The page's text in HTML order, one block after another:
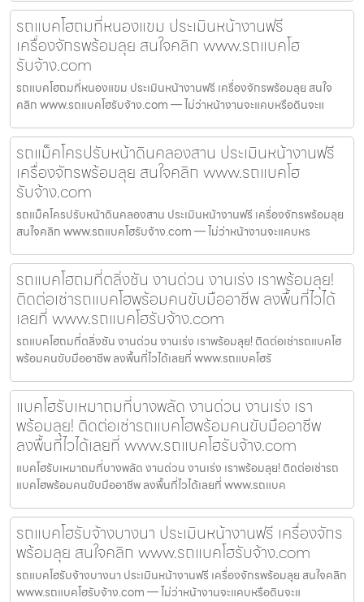
รถแบคโฮถมที่หนองแขม ประเมินหน้างานฟรี
เครื่องจักรพร้อมลุย สนใจคลิก www.รถแบคโฮ
รับจ้าง.com
รถแบคโฮถมที่หนองแขม ประเมินหน้างานฟรี เครื่องจักรพร้อมลุย สนใจ
คลิก www.รถแบคโฮรับจ้าง.com — ไม่ว่าหน้างานจะแคบหรือดินจะแ
รถแม็คโครปรับหน้าดินคลองสาน ประเมินหน้างานฟรี
เครื่องจักรพร้อมลุย สนใจคลิก www.รถแบคโฮ
รับจ้าง.com
รถแม็คโครปรับหน้าดินคลองสาน ประเมินหน้างานฟรี เครื่องจักรพร้อมลุย
สนใจคลิก www.รถแบคโฮรับจ้าง.com — ไม่ว่าหน้างานจะแคบหร
รถแบคโฮถมที่ตลิ่งชัน งานด่วน งานเร่ง เราพร้อมลุย!
ติดต่อเช่ารถแบคโฮพร้อมคนขับมืออาชีพ ลงพื้นที่ไวได้
เลยที่ www.รถแบคโฮรับจ้าง.com
รถแบคโฮถมที่ตลิ่งชัน งานด่วน งานเร่ง เราพร้อมลุย! ติดต่อเช่ารถแบคโฮ
พร้อมคนขับมืออาชีพ ลงพื้นที่ไวได้เลยที่ www.รถแบคโฮรั
แบคโฮรับเหมาถมที่บางพลัด งานด่วน งานเร่ง เรา
พร้อมลุย! ติดต่อเช่ารถแบคโฮพร้อมคนขับมืออาชีพ
ลงพื้นที่ไวได้เลยที่ www.รถแบคโฮรับจ้าง.com
แบคโฮรับเหมาถมที่บางพลัด งานด่วน งานเร่ง เราพร้อมลุย! ติดต่อเช่ารถ
แบคโฮพร้อมคนขับมืออาชีพ ลงพื้นที่ไวได้เลยที่ www.รถแบค
รถแบคโฮรับจ้างบางนา ประเมินหน้างานฟรี เครื่องจักร
พร้อมลุย สนใจคลิก www.รถแบคโฮรับจ้าง.com
รถแบคโฮรับจ้างบางนา ประเมินหน้างานฟรี เครื่องจักรพร้อมลุย สนใจคลิก
www.รถแบคโฮรับจ้าง.com — ไม่ว่าหน้างานจะแคบหรือดินจะแ